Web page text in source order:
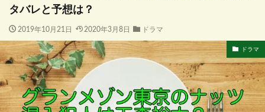
タバレと予想は？
2019年10月21日 2020年3月8日 ドラマ
ドラマ